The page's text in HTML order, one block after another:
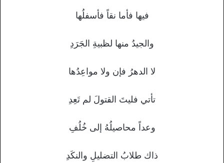
فيها فأما نقاً فأسفلُها
والجيدُ منها لظبيةِ الجَرَدِ
لا الدهرُ فإن ولا مواعِدُها
تأتي فليتَ القتولَ لم تَعِدِ
وعداً محاصيلُهُ إلى خُلُفِ
ذاك طلابُ التضليلِ والنكَدِ